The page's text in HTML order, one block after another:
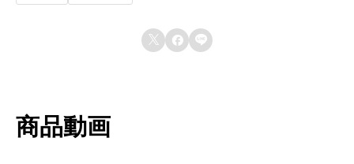
※WM/WLのみ一部中国生産も混在しています。 ※
生産国を指定してのご注文は承れません。
  
商品動画